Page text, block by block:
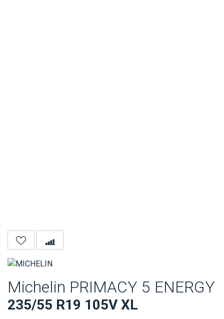
Michelin PRIMACY 5 ENERGY
235/55 R19 105V XL